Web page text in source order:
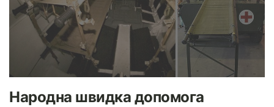
Народна швидка допомога